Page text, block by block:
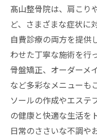
髙山整骨院は、肩こり
ど、さまざまな症状に
自費診療の両方を提供
わせた丁寧な施術を行
骨盤矯正、オーダーメ
など多彩なメニューも
ソールの作成やエステ
の健康と快適な生活を
日常のささいな不調や